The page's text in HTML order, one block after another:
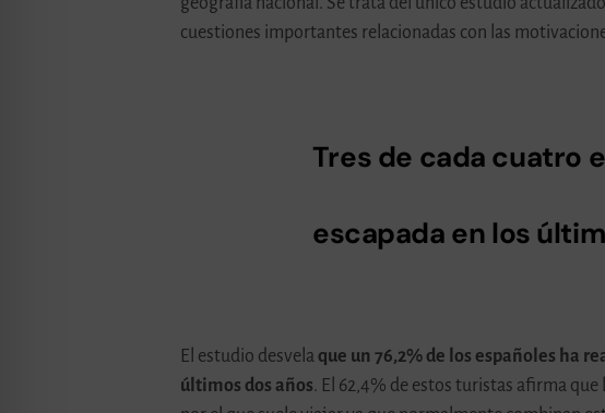
cuestiones importantes relacionadas con las
Tres de cada cuatro
escapada en los
El estudio desvelaque un 76,2% de los españoles ha
últimos dos años. El 62,4% de estos turistas afirma